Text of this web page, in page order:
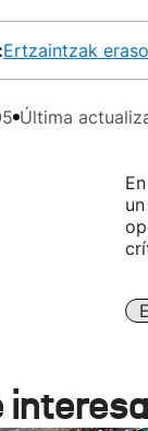
Ertzaintzak
Última